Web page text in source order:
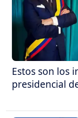
Estos son los
presidencial